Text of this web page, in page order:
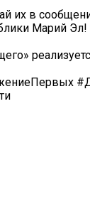
их в
Марий Эл!